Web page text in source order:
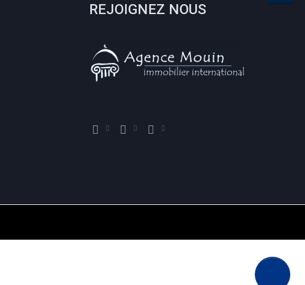
REJOIGNEZ NOUS